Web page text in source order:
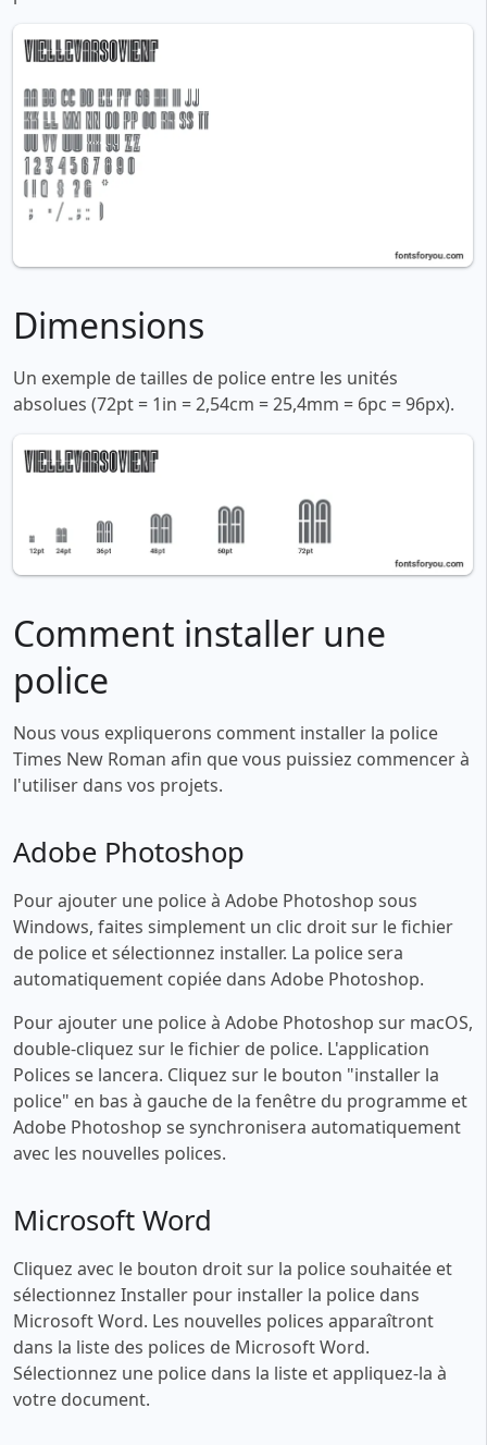
Dimensions
Un exemple de tailles de police entre les unités
absolues (72pt = 1in = 2,54cm = 25,4mm = 6pc = 96px).
Comment installer une
police
Nous vous expliquerons comment installer la police
Times New Roman afin que vous puissiez commencer à
l'utiliser dans vos projets.
Adobe Photoshop
Pour ajouter une police à Adobe Photoshop sous
Windows, faites simplement un clic droit sur le fichier
de police et sélectionnez installer. La police sera
automatiquement copiée dans Adobe Photoshop.
Pour ajouter une police à Adobe Photoshop sur macOS,
double-cliquez sur le fichier de police. L'application
Polices se lancera. Cliquez sur le bouton "installer la
police" en bas à gauche de la fenêtre du programme et
Adobe Photoshop se synchronisera automatiquement
avec les nouvelles polices.
Microsoft Word
Cliquez avec le bouton droit sur la police souhaitée et
sélectionnez Installer pour installer la police dans
Microsoft Word. Les nouvelles polices apparaîtront
dans la liste des polices de Microsoft Word.
Sélectionnez une police dans la liste et appliquez-la à
votre document.